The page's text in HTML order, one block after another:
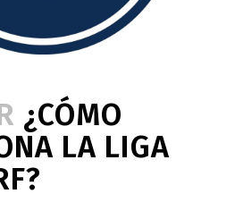
¿CÓMO
LA LIGA